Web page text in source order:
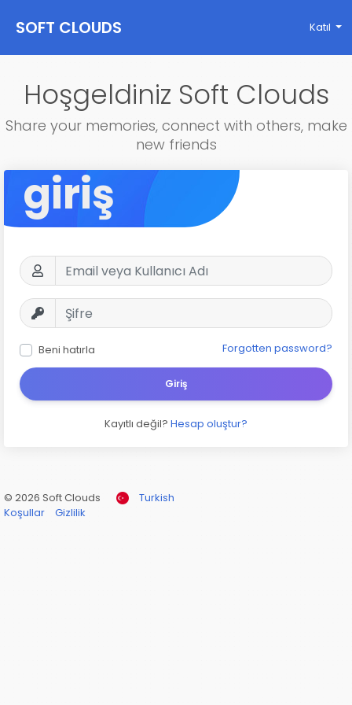
SOFT CLOUDS Katıl
Hoşgeldiniz Soft Clouds
Share your memories, connect with others, make
new friends
giriş
Beni hatırla Forgotten password?
Giriş
Kayıtlı değil? Hesap oluştur?
© 2026 Soft Clouds
Turkish
Koşullar
Gizlilik